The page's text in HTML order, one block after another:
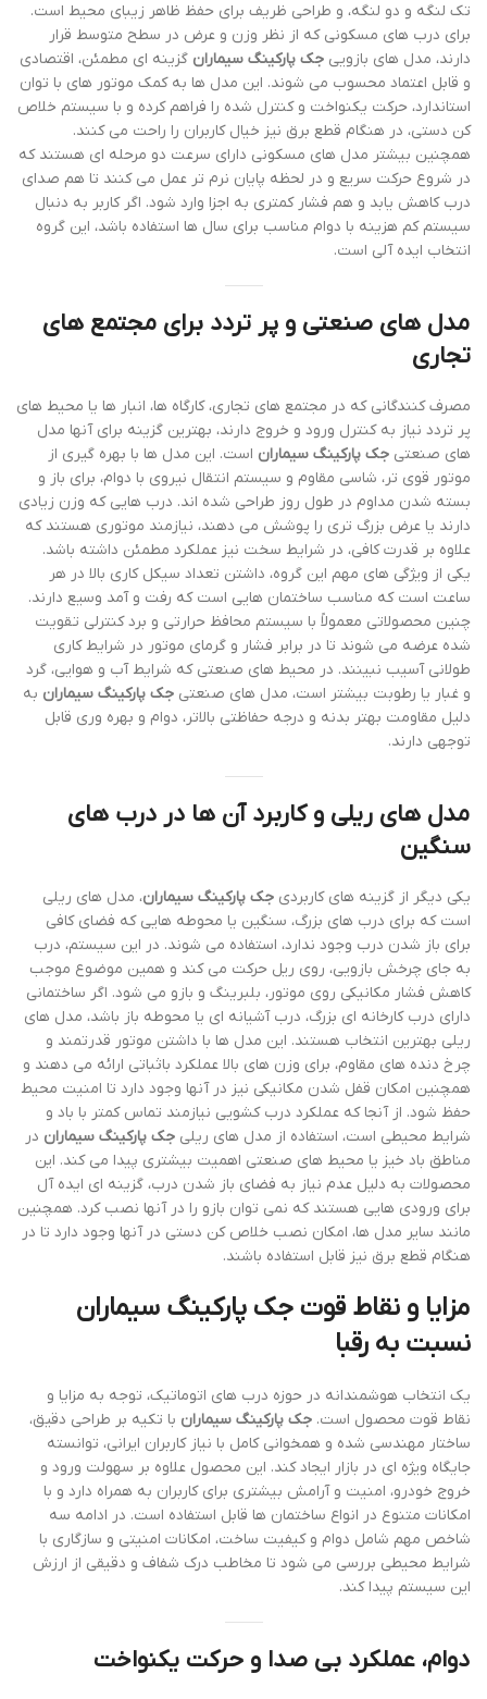
تک لنگه و دو لنگه، و طراحی ظریف برای حفظ ظاهر زیبای محیط است.
برای درب های مسکونی که از نظر وزن و عرض در سطح متوسط قرار
دارند، مدل های بازویی جک پارکینگ سیماران گزینه ای مطمئن، اقتصادی
و قابل اعتماد محسوب می شوند. این مدل ها به کمک موتور های با توان
استاندارد، حرکت یکنواخت و کنترل شده را فراهم کرده و با سیستم خلاص
کن دستی، در هنگام قطع برق نیز خیال کاربران را راحت می کنند.
همچنین بیشتر مدل های مسکونی دارای سرعت دو مرحله ای هستند که
در شروع حرکت سریع و در لحظه پایان نرم تر عمل می کنند تا هم صدای
درب کاهش یابد و هم فشار کمتری به اجزا وارد شود. اگر کاربر به دنبال
سیستم کم هزینه با دوام مناسب برای سال ها استفاده باشد، این گروه
انتخاب ایده آلی است.
مدل های صنعتی و پر تردد برای مجتمع های
تجاری
مصرف کنندگانی که در مجتمع های تجاری، کارگاه ها، انبار ها یا محیط های
پر تردد نیاز به کنترل ورود و خروج دارند، بهترین گزینه برای آنها مدل
های صنعتی جک پارکینگ سیماران است. این مدل ها با بهره گیری از
موتور قوی تر، شاسی مقاوم و سیستم انتقال نیروی با دوام، برای باز و
بسته شدن مداوم در طول روز طراحی شده اند. درب هایی که وزن زیادی
دارند یا عرض بزرگ تری را پوشش می دهند، نیازمند موتوری هستند که
علاوه بر قدرت کافی، در شرایط سخت نیز عملکرد مطمئن داشته باشد.
یکی از ویژگی های مهم این گروه، داشتن تعداد سیکل کاری بالا در هر
ساعت است که مناسب ساختمان هایی است که رفت و آمد وسیع دارند.
چنین محصولاتی معمولاً با سیستم محافظ حرارتی و برد کنترلی تقویت
شده عرضه می شوند تا در برابر فشار و گرمای موتور در شرایط کاری
طولانی آسیب نبینند. در محیط های صنعتی که شرایط آب و هوایی، گرد
و غبار یا رطوبت بیشتر است، مدل های صنعتی جک پارکینگ سیماران به
دلیل مقاومت بهتر بدنه و درجه حفاظتی بالاتر، دوام و بهره وری قابل
توجهی دارند.
مدل های ریلی و کاربرد آن ها در درب های
سنگین
یکی دیگر از گزینه های کاربردی جک پارکینگ سیماران، مدل های ریلی
است که برای درب های بزرگ، سنگین یا محوطه هایی که فضای کافی
برای باز شدن درب وجود ندارد، استفاده می شوند. در این سیستم، درب
به جای چرخش بازویی، روی ریل حرکت می کند و همین موضوع موجب
کاهش فشار مکانیکی روی موتور، بلبرینگ و بازو می شود. اگر ساختمانی
دارای درب کارخانه ای بزرگ، درب آشیانه ای یا محوطه باز باشد، مدل های
ریلی بهترین انتخاب هستند. این مدل ها با داشتن موتور قدرتمند و
چرخ دنده های مقاوم، برای وزن های بالا عملکرد باثباتی ارائه می دهند و
همچنین امکان قفل شدن مکانیکی نیز در آنها وجود دارد تا امنیت محیط
حفظ شود. از آنجا که عملکرد درب کشویی نیازمند تماس کمتر با باد و
شرایط محیطی است، استفاده از مدل های ریلی جک پارکینگ سیماران در
مناطق باد خیز یا محیط های صنعتی اهمیت بیشتری پیدا می کند. این
محصولات به دلیل عدم نیاز به فضای باز شدن درب، گزینه ای ایده آل
برای ورودی هایی هستند که نمی توان بازو را در آنها نصب کرد. همچنین
مانند سایر مدل ها، امکان نصب خلاص کن دستی در آنها وجود دارد تا در
هنگام قطع برق نیز قابل استفاده باشند.
مزایا و نقاط قوت جک پارکینگ سیماران
نسبت به رقبا
یک انتخاب هوشمندانه در حوزه درب های اتوماتیک، توجه به مزایا و
نقاط قوت محصول است. جک پارکینگ سیماران با تکیه بر طراحی دقیق،
ساختار مهندسی شده و همخوانی کامل با نیاز کاربران ایرانی، توانسته
جایگاه ویژه ای در بازار ایجاد کند. این محصول علاوه بر سهولت ورود و
خروج خودرو، امنیت و آرامش بیشتری برای کاربران به همراه دارد و با
امکانات متنوع در انواع ساختمان ها قابل استفاده است. در ادامه سه
شاخص مهم شامل دوام و کیفیت ساخت، امکانات امنیتی و سازگاری با
شرایط محیطی بررسی می شود تا مخاطب درک شفاف و دقیقی از ارزش
این سیستم پیدا کند.
دوام، عملکرد بی صدا و حرکت یکنواخت